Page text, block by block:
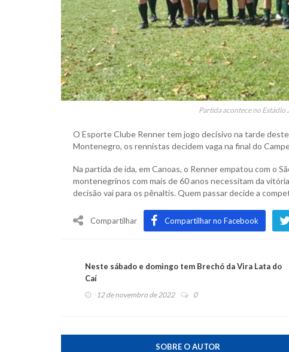
Partida acontece no Estádio
O Esporte Clube Renner tem jogo decisivo na tarde
Montenegro, os rennistas decidem vaga na final do
Na partida de ida, em Canoas, o Renner empatou com o
montenegrinos com mais de 60 anos necessitam da
decisão vai para os pênaltis. Quem passar decide a
Compartilhar Compartilhar no Facebook
Neste sábado e domingo tem Brechó da Vira Lata do
Caí
12 de novembro de 2022 0
SOBRE O AUTOR